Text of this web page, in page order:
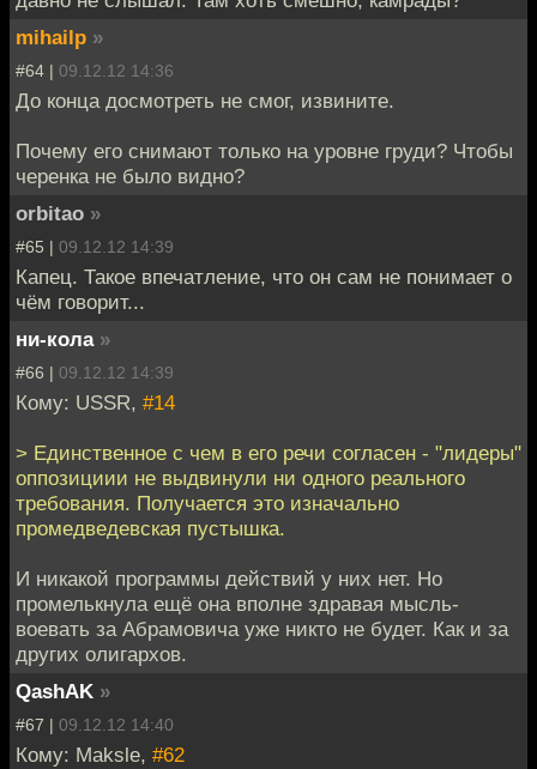
mihailp »
#64 | 09.12.12 14:36
До конца досмотреть не смог, извините.
Почему его снимают только на уровне груди? Чтобы
черенка не было видно?
orbitao »
#65 | 09.12.12 14:39
Капец. Такое впечатление, что он сам не понимает о
чём говорит...
ни-кола »
#66 | 09.12.12 14:39
Кому: USSR, #14
> Единственное с чем в его речи согласен - "лидеры"
оппозициии не выдвинули ни одного реального
требования. Получается это изначально
промедведевская пустышка.
И никакой программы действий у них нет. Но
промелькнула ещё она вполне здравая мысль-
воевать за Абрамовича уже никто не будет. Как и за
других олигархов.
QashAK »
#67 | 09.12.12 14:40
Кому: Maksle, #62